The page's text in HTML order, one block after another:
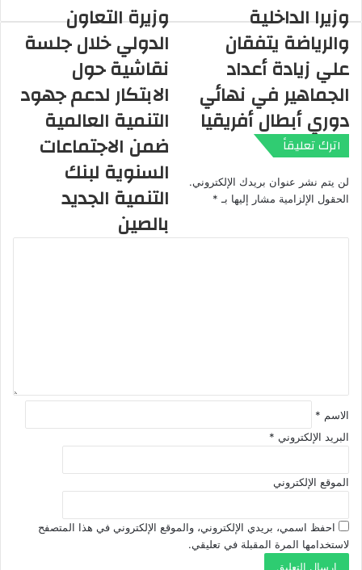
د
ك
ل
إ
ك
ر
و
ن
وزيرا الداخلية
والرياضة يتفقان
علي زيادة أعداد
الجماهير في نهائي
دوري أبطال أفريقيا
وزيرة التعاون
الدولي خلال جلسة
نقاشية حول
الابتكار لدعم جهود
التنمية العالمية
ضمن الاجتماعات
السنوية لبنك
التنمية الجديد
بالصين
اترك تعليقاً
لن يتم نشر عنوان بريدك الإلكتروني.
الحقول الإلزامية مشار إليها بـ *
الاسم *
البريد الإلكتروني *
الموقع الإلكتروني
احفظ اسمي، بريدي الإلكتروني، والموقع الإلكتروني في هذا المتصفح
لاستخدامها المرة المقبلة في تعليقي.